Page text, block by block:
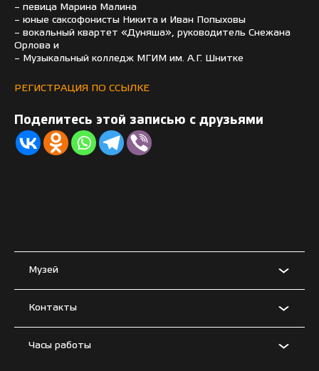
– певица Марина Малина
– юные саксофонисты Никита и Иван Попыховы
– вокальный квартет «Дуняша», руководитель Снежана
Орлова и
– Музыкальный колледж МГИМ им. А.Г. Шнитке
РЕГИСТРАЦИЯ ПО ССЫЛКЕ
Поделитесь этой записью с друзьями
Музей
Контакты
Часы работы